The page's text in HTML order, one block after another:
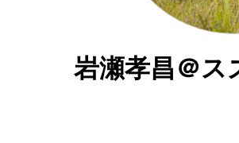
岩瀬孝昌＠ス